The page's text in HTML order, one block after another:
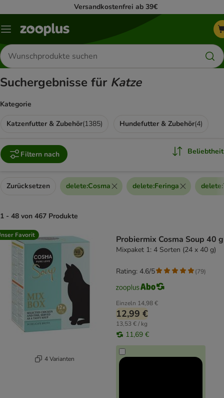
Versandkostenfrei ab 39€
Menü
Produkte
suchen
Suchergebnisse für Katze
Kategorie
Katzenfutter & Zubehör(1385) Hundefutter & Zubehör(4)
Filtern nach Beliebtheit
Zurücksetzen delete:Cosma delete:Feringa delete:
1 - 48 von 467 Produkte
product items have been changed
Favorit
4 Varianten
Probiermix Cosma Soup 40 g
Mixpaket 1: 4 Sorten (24 x 40 g)
Einzeln 14,98 €
12,99 €
13,53 € / kg
11,69 €
Rating: 4.6/5 (79)